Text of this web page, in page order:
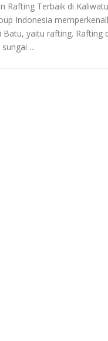
Rafting Terbaik di
Indonesia
Batu, yaitu rafting. Rafting
sungai …